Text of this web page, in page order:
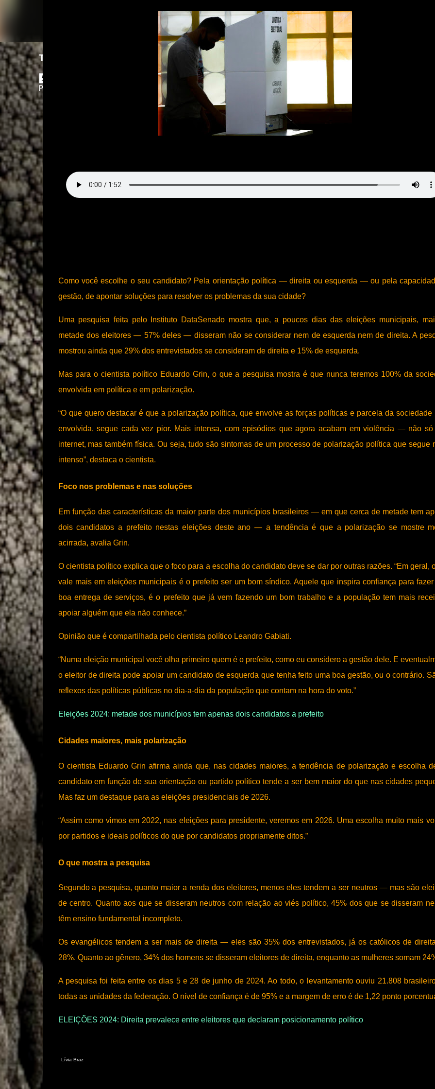
Translate
Powered by
Como você escolhe o seu candidato? Pela orientação política — direita ou esquerda — ou pela
gestão, de apontar soluções para resolver os problemas da sua cidade?
Uma pesquisa feita pelo Instituto DataSenado mostra que, a poucos dias das eleições municipais,
metade dos eleitores — 57% deles — disseram não se considerar nem de esquerda nem de direita. A
mostrou ainda que 29% dos entrevistados se consideram de direita e 15% de esquerda.
Mas para o cientista político Eduardo Grin, o que a pesquisa mostra é que nunca teremos 100% da
envolvida em política e em polarização.
“O que quero destacar é que a polarização política, que envolve as forças políticas e parcela da sociedade
envolvida, segue cada vez pior. Mais intensa, com episódios que agora acabam em violência — não só
internet, mas também física. Ou seja, tudo são sintomas de um processo de polarização política que segue
intenso”, destaca o cientista.
Foco nos problemas e nas soluções
Em função das características da maior parte dos municípios brasileiros — em que cerca de metade tem
dois candidatos a prefeito nestas eleições deste ano — a tendência é que a polarização se mostre
acirrada, avalia Grin.
O cientista político explica que o foco para a escolha do candidato deve se dar por outras razões. “Em geral,
vale mais em eleições municipais é o prefeito ser um bom síndico. Aquele que inspira confiança para fazer
boa entrega de serviços, é o prefeito que já vem fazendo um bom trabalho e a população tem mais
apoiar alguém que ela não conhece.”
Opinião que é compartilhada pelo cientista político Leandro Gabiati.
“Numa eleição municipal você olha primeiro quem é o prefeito, como eu considero a gestão dele. E
o eleitor de direita pode apoiar um candidato de esquerda que tenha feito uma boa gestão, ou o contrário.
reflexos das políticas públicas no dia-a-dia da população que contam na hora do voto.”
Eleições 2024: metade dos municípios tem apenas dois candidatos a prefeito
Cidades maiores, mais polarização
O cientista Eduardo Grin afirma ainda que, nas cidades maiores, a tendência de polarização e escolha
candidato em função de sua orientação ou partido político tende a ser bem maior do que nas cidades
Mas faz um destaque para as eleições presidenciais de 2026.
“Assim como vimos em 2022, nas eleições para presidente, veremos em 2026. Uma escolha muito mais
por partidos e ideais políticos do que por candidatos propriamente ditos.”
O que mostra a pesquisa
Segundo a pesquisa, quanto maior a renda dos eleitores, menos eles tendem a ser neutros — mas são
de centro. Quanto aos que se disseram neutros com relação ao viés político, 45% dos que se disseram
têm ensino fundamental incompleto.
Os evangélicos tendem a ser mais de direita — eles são 35% dos entrevistados, já os católicos de
28%. Quanto ao gênero, 34% dos homens se disseram eleitores de direita, enquanto as mulheres somam
A pesquisa foi feita entre os dias 5 e 28 de junho de 2024. Ao todo, o levantamento ouviu 21.808
todas as unidades da federação. O nível de confiança é de 95% e a margem de erro é de 1,22 ponto
ELEIÇÕES 2024: Direita prevalece entre eleitores que declaram posicionamento político
Lívia Braz